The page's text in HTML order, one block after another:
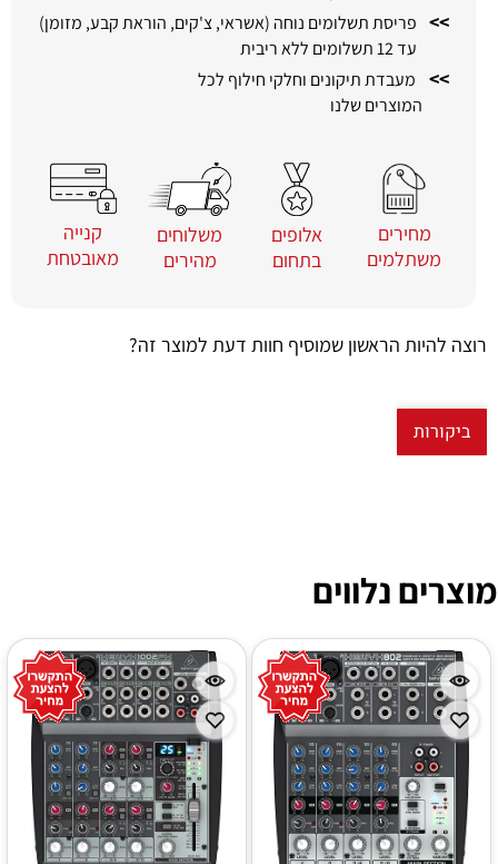
>> פריסת תשלומים נוחה (אשראי, צ'קים, הוראת קבע, מזומן)
עד 12 תשלומים ללא ריבית
>>
מעבדת תיקונים וחלקי חילוף לכל
המוצרים שלנו
מחירים
משתלמים
אלופים
בתחום
משלוחים
מהירים
קנייה
מאובטחת
רוצה להיות הראשון שמוסיף חוות דעת למוצר זה?
ביקורות
מוצרים נלווים